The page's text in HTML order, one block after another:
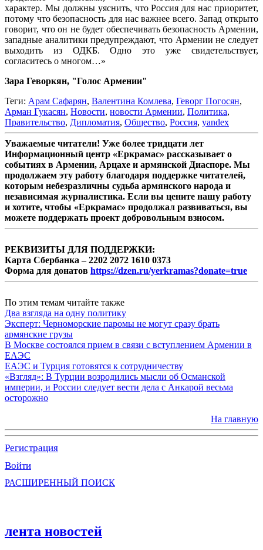
характер. Мы должны уяснить, что Россия для нас приоритет,
потому что безопасность для нас важнее всего. Запад открыто
говорит, что он не будет обеспечивать безопасность Армении,
западные аналитики предупреждают, что Армении не следует
выходить из ОДКБ. Одно это уже свидетельствует,
согласитесь о многом…»
Зара Геворкян, "Голос Армении"
Теги: Арам Сафарян, Валентина Комлева, Геворг Погосян,
Арман Гукасян, Новости, новости Армении, Политика,
Правительство, Дипломатия, Общество, Россия, yandex
Уважаемые читатели! Уже более тридцати лет
Информационный центр «Еркрамас» рассказывает о
событиях в Армении, Арцахе и армянской Диаспоре. Мы
продолжаем эту работу благодаря поддержке читателей,
которым небезразличны судьба армянского народа и
независимая журналистика. Если вы цените нашу работу
и хотите, чтобы «Еркрамас» продолжал развиваться, вы
можете поддержать проект добровольным взносом.
РЕКВИЗИТЫ ДЛЯ ПОДДЕРЖКИ:
Карта Сбербанка – 2202 2072 1610 0373
Форма для донатов https://dzen.ru/yerkramas?donate=true
По этим темам читайте также
Два взгляда на одну политику
Эксперт: Черноморские паромы не могут сразу брать
армянские грузы
В Москве состоялся прием в связи с вступлением Армении в
ЕАЭС
ЕАЭС и Турция готовятся к сотрудничеству
«Взгляд»: В Турции возродились мысли об Османской
империи, и России следует вести дела с Анкарой весьма
осторожно
На главную
Регистрация
Войти
РАСШИРЕННЫЙ ПОИСК
лента новостей